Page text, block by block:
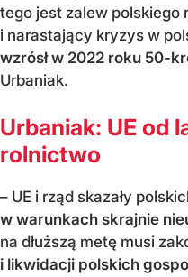
tego jest zalew polskiego
i narastający kryzys w
wzrósł w 2022 roku 50-
Urbaniak.
Urbaniak: UE od
rolnictwo
– UE i rząd skazały
w warunkach skrajnie
na dłuższą metę musi
i likwidacji polskich